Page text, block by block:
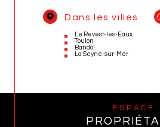
Dans les villes
Le Revest-les-Eaux
Toulon
Bandol
La Seyne-sur-Mer
ESPACE